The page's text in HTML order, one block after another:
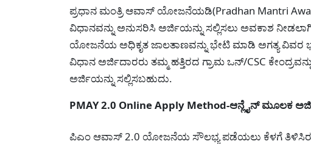
ಪ್ರಧಾನ ಮಂತ್ರಿ ಆವಾಸ್ ಯೋಜನೆಯಡಿ(Pradhan Mantri
ವಿಧಾನವನ್ನು ಅನುಸರಿಸಿ ಅರ್ಜಿಯನ್ನು ಸಲ್ಲಿಸಲು ಅವಕಾಶ
ಯೋಜನೆಯ ಅಧಿಕೃತ ಜಾಲತಾಣವನ್ನು ಭೇಟಿ ಮಾಡಿ ಅಗತ್ಯ
ವಿಧಾನ ಅರ್ಜಿದಾರರು ತಮ್ಮ ಹತ್ತಿರದ ಗ್ರಾಮ ಒನ್/CSC
ಅರ್ಜಿಯನ್ನು ಸಲ್ಲಿಸಬಹುದು.
PMAY 2.0 Online Apply Method-ಆನ್ಲೈನ್ ಮೂಲಕ
ಪಿಎಂ ಆವಾಸ್ 2.0 ಯೋಜನೆಯ ಸೌಲಭ್ಯ ಪಡೆಯಲು ಕೆಳಗೆ